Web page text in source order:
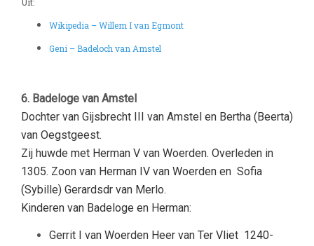
Wikipedia – Willem I van Egmont
Geni – Badeloch van Amstel
6. Badeloge van Amstel
Dochter van Gijsbrecht III van Amstel en Bertha (Beerta)
van Oegstgeest.
Zij huwde met Herman V van Woerden. Overleden in
1305. Zoon van Herman IV van Woerden en Sofia
(Sybille) Gerardsdr van Merlo.
Kinderen van Badeloge en Herman:
Gerrit I van Woerden Heer van Ter Vliet 1240-